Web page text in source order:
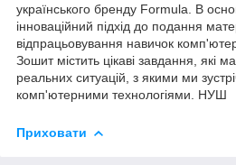
українського бренду Formula. В
інноваційний підхід до подання
відпрацьовування навичок
Зошит містить цікаві завдання, які
реальних ситуацій, з якими ми
комп'ютерними технологіями. НУШ
Приховати